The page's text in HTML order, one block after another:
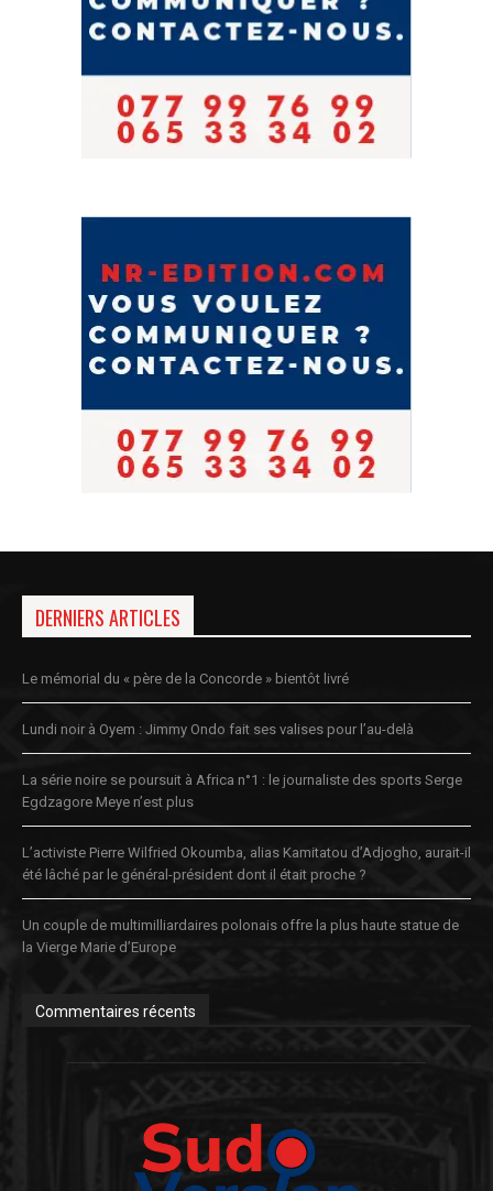
DERNIERS ARTICLES
Le mémorial du « père de la Concorde » bientôt livré
Lundi noir à Oyem : Jimmy Ondo fait ses valises pour l’au-delà
La série noire se poursuit à Africa n°1 : le journaliste des sports Serge
Egdzagore Meye n’est plus
L’activiste Pierre Wilfried Okoumba, alias Kamitatou d’Adjogho, aurait-il
été lâché par le général-président dont il était proche ?
Un couple de multimilliardaires polonais offre la plus haute statue de
la Vierge Marie d’Europe
Commentaires récents